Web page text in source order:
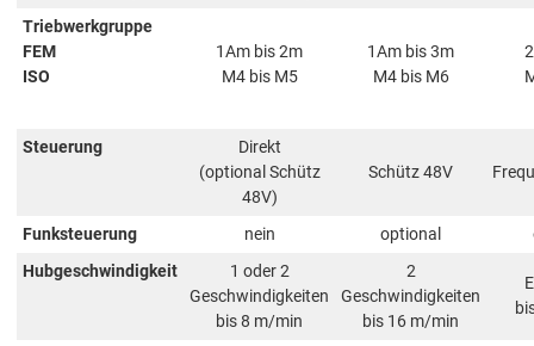
Triebwerkgruppe
FEM
ISO
1Am bis 2m
M4 bis M5
1Am bis 3m
M4 bis M6
Steuerung
Direkt
(optional Schütz
48V)
Schütz 48V
Funksteuerung nein optional
Hubgeschwindigkeit
1 oder 2
Geschwindigkeiten
bis 8 m/min
2
Geschwindigkeiten
bis 16 m/min